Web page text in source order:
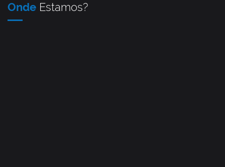
Onde Estamos?